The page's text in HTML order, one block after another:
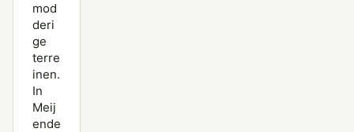
mod
deri
ge
terre
inen.
In
Meij
ende